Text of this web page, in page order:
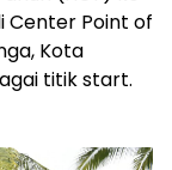
Center Point of
Kota
titik start.